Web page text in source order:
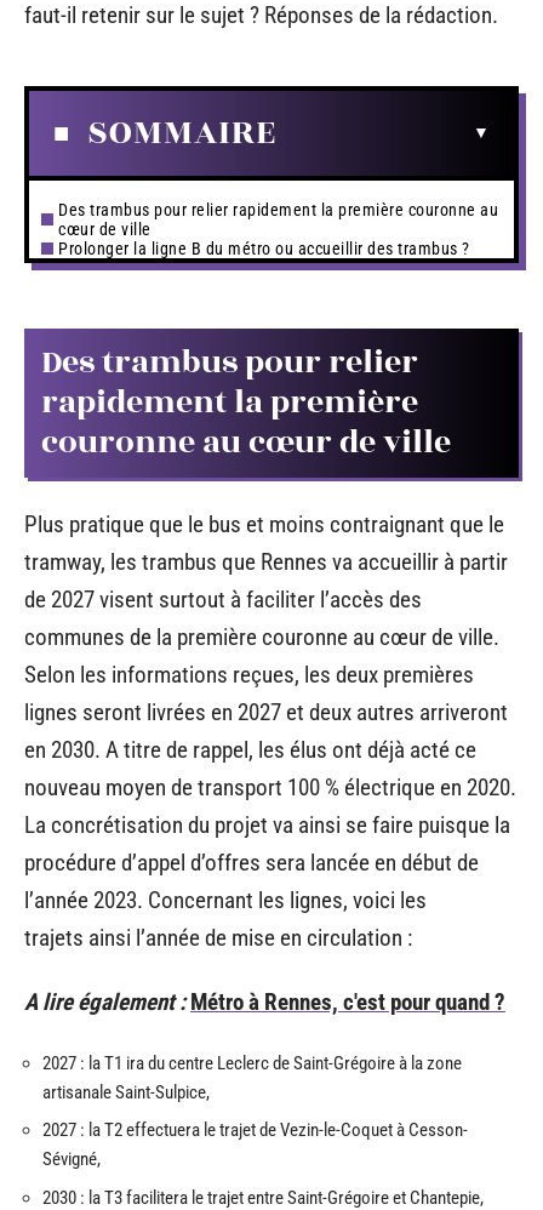
faut-il retenir sur le sujet ? Réponses de la rédaction.
SOMMAIRE
Des trambus pour relier rapidement la première couronne au
cœur de ville
Prolonger la ligne B du métro ou accueillir des trambus ?
Des trambus pour relier
rapidement la première
couronne au cœur de ville
Plus pratique que le bus et moins contraignant que le
tramway, les trambus que Rennes va accueillir à partir
de 2027 visent surtout à faciliter l’accès des
communes de la première couronne au cœur de ville.
Selon les informations reçues, les deux premières
lignes seront livrées en 2027 et deux autres arriveront
en 2030. A titre de rappel, les élus ont déjà acté ce
nouveau moyen de transport 100 % électrique en 2020.
La concrétisation du projet va ainsi se faire puisque la
procédure d’appel d’offres sera lancée en début de
l’année 2023. Concernant les lignes, voici les
trajets ainsi l’année de mise en circulation :
A lire également : Métro à Rennes, c'est pour quand ?
2027 : la T1 ira du centre Leclerc de Saint-Grégoire à la zone
artisanale Saint-Sulpice,
2027 : la T2 effectuera le trajet de Vezin-le-Coquet à Cesson-
Sévigné,
2030 : la T3 facilitera le trajet entre Saint-Grégoire et Chantepie,